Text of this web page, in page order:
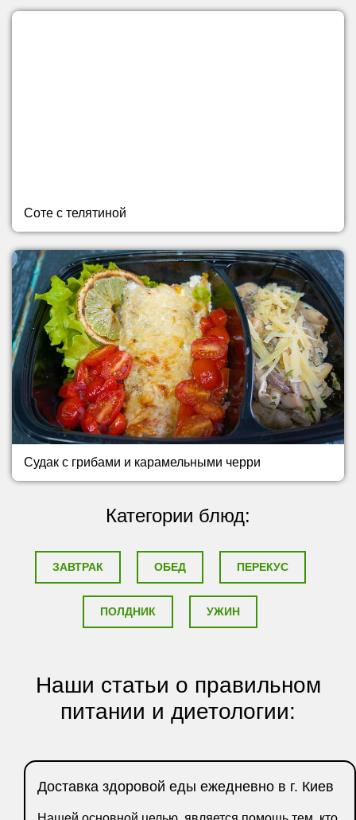
Соте с телятиной
Судак с грибами и карамельными черри
Категории блюд:
ЗАВТРАК ОБЕД ПЕРЕКУС
ПОЛДНИК УЖИН
Наши статьи о правильном
питании и диетологии:
Доставка здоровой еды ежедневно в г. Киев